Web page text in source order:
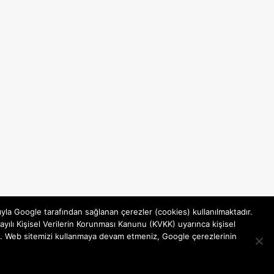
Google tarafından sağlanan çerezler (cookies) kullanılmaktadır.
Kişisel Verilerin Korunması Kanunu (KVKK) uyarınca kişisel
Web sitemizi kullanmaya devam etmeniz, Google çerezlerinin